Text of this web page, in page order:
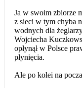
Ja w swoim zbiorze
z sieci w tym chyba
wodnych dla
Wojciecha
opłynął w Polsce
płynięcia.
Ale po kolei na